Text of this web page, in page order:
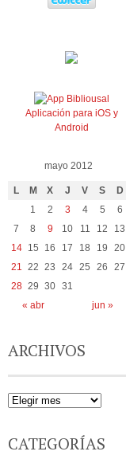
Aplicación para iOS y
Android
mayo 2012
L M X J V S D
« abr jun »
1 2 3 4 5
6
7
8 9 10 11 12
13
14
15 16 17 18 19
20
21 22 23 24 25 26
27
28 29 30 31
ARCHIVOS
CATEGORÍAS